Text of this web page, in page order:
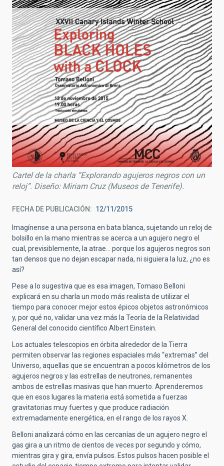
Cartel de la charla “Explorando agujeros negros con un
reloj”. Diseño: Miriam Cruz (Museos de Tenerife).
FECHA DE PUBLICACIÓN 12/11/2015
Imagínense a una persona en bata blanca, sujetando un reloj de
bolsillo en la mano mientras se acerca a un agujero negro el
cual, previsiblemente, la atrae… porque los agujeros negros son
tan densos que no dejan escapar nada, ni siguiera la luz, ¿no es
así?
Pese a lo sugestiva que es esa imagen, Tomaso Belloni
explicará en su charla un modo más realista de utilizar el
tiempo para conocer mejor estos épicos objetos astronómicos
y, por qué no, validar una vez más la Teoría de la Relatividad
General del conocido científico Albert Einstein.
Los actuales telescopios en órbita alrededor de la Tierra
permiten observar las regiones espaciales más “extremas” del
Universo, aquellas que se encuentran a pocos kilómetros de los
agujeros negros y las estrellas de neutrones, remanentes
ambos de estrellas masivas que han muerto. Aprenderemos
que en esos lugares la materia está sometida a fuerzas
gravitatorias muy fuertes y que produce radiación
extremadamente energética, en el rango de los rayos X.
Belloni analizará cómo en las cercanías de un agujero negro el
gas gira a un ritmo de cientos de veces por segundo y cómo,
mientras gira y gira, envía pulsos. Estos pulsos hacen posible el